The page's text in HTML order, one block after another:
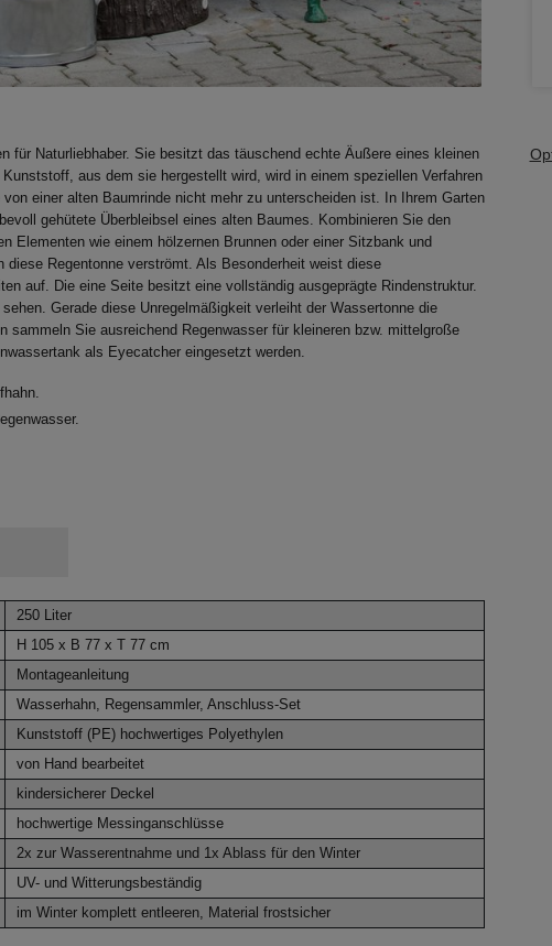
für Naturliebhaber. Sie besitzt das täuschend echte Äußere eines kleinen
aus dem sie hergestellt wird, wird in einem speziellen Verfahren
einer alten Baumrinde nicht mehr zu unterscheiden ist. In Ihrem Garten
gehütete Überbleibsel eines alten Baumes. Kombinieren Sie den
Elementen wie einem hölzernen Brunnen oder einer Sitzbank und
Regentonne verströmt. Als Besonderheit weist diese
auf. Die eine Seite besitzt eine vollständig ausgeprägte Rindenstruktur.
Gerade diese Unregelmäßigkeit verleiht der Wassertonne die
sammeln Sie ausreichend Regenwasser für kleineren bzw. mittelgroße
als Eyecatcher eingesetzt werden.
250 Liter
H 105 x B 77 x T 77 cm
Montageanleitung
Wasserhahn, Regensammler, Anschluss-Set
Kunststoff (PE) hochwertiges Polyethylen
von Hand bearbeitet
kindersicherer Deckel
hochwertige Messinganschlüsse
2x zur Wasserentnahme und 1x Ablass für den Winter
UV- und Witterungsbeständig
im Winter komplett entleeren, Material frostsicher